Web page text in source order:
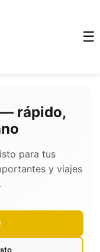
☰
rápido,
para tus
y viajes